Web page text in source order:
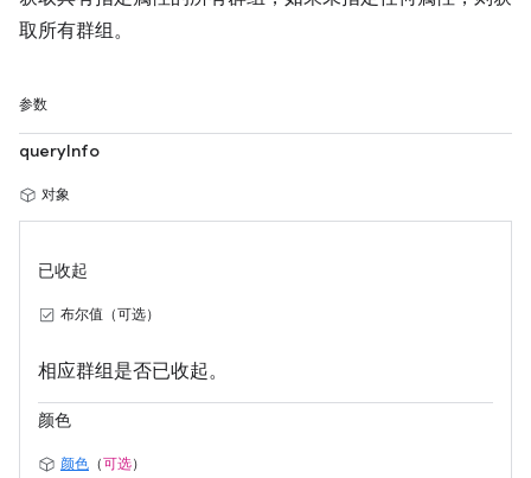
取所有群组。
参数
queryInfo
对象
已收起
布尔值（可选）
相应群组是否已收起。
颜色
颜色 （可选）